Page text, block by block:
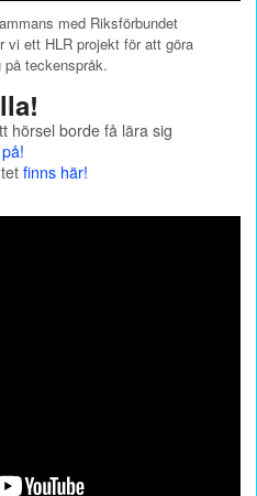
med Riksförbundet
vi ett HLR projekt för att göra
teckenspråk.
hörsel borde få lära sig
finns här!